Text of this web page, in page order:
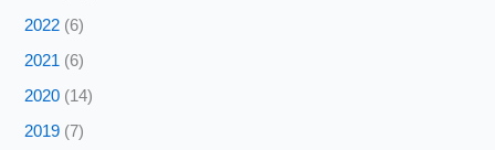
2022 (6)
2021 (6)
2020 (14)
2019 (7)